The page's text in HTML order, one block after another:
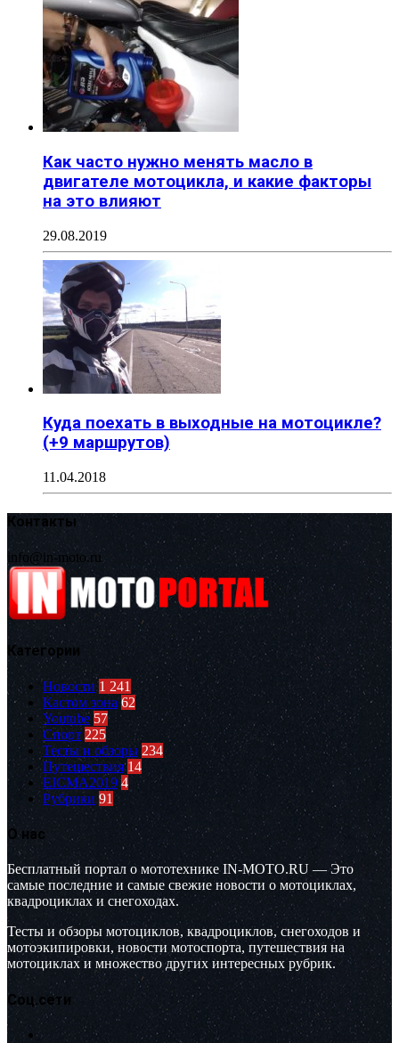
Как часто нужно менять масло в
двигателе мотоцикла, и какие факторы
на это влияют
29.08.2019
Куда поехать в выходные на мотоцикле?
(+9 маршрутов)
11.04.2018
Контакты
info@in-moto.ru
Категории
Новости 1 241
Кастом зона 62
Youtube 57
Спорт 225
Тесты и обзоры 234
Путешествия 14
EICMA2019 4
Рубрики 91
О нас
Бесплатный портал о мототехнике IN-MOTO.RU — Это
самые последние и самые свежие новости о мотоциклах,
квадроциклах и снегоходах.
Тесты и обзоры мотоциклов, квадроциклов, снегоходов и
мотоэкипировки, новости мотоспорта, путешествия на
мотоциклах и множество других интересных рубрик.
Соц.сети